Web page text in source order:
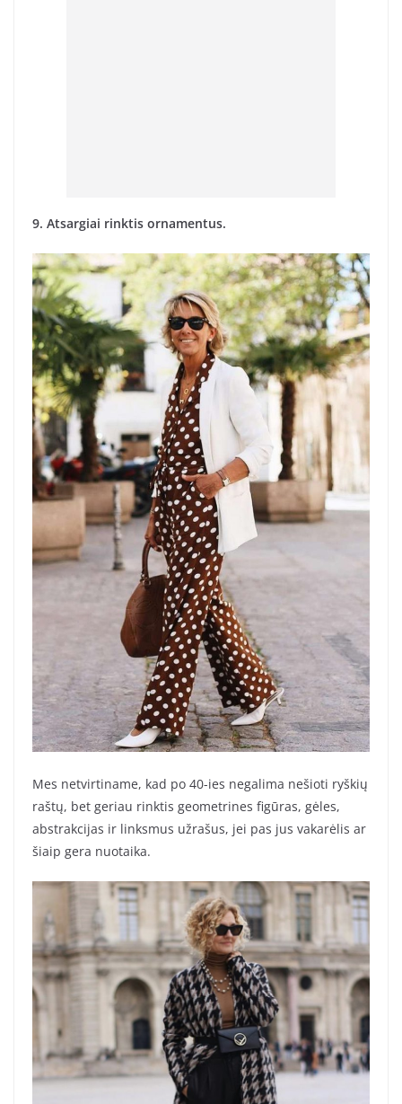
9. Atsargiai rinktis ornamentus.
Mes netvirtiname, kad po 40-ies negalima nešioti ryškių
raštų, bet geriau rinktis geometrines figūras, gėles,
abstrakcijas ir linksmus užrašus, jei pas jus vakarėlis ar
šiaip gera nuotaika.